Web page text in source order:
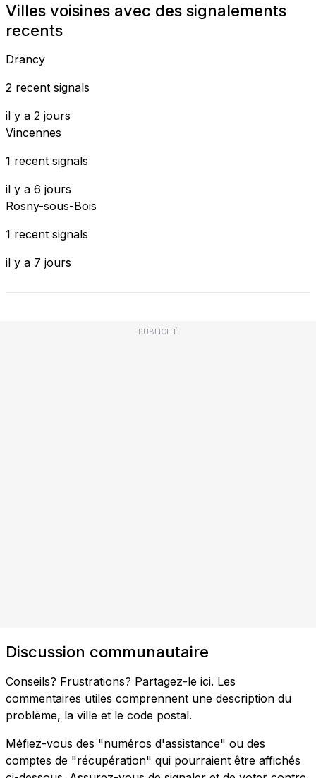
Villes voisines avec des signalements
recents
Drancy
2 recent signals
il y a 2 jours
Vincennes
1 recent signals
il y a 6 jours
Rosny-sous-Bois
1 recent signals
il y a 7 jours
PUBLICITÉ
Discussion communautaire
Conseils? Frustrations? Partagez-le ici. Les
commentaires utiles comprennent une description du
problème, la ville et le code postal.
Méfiez-vous des "numéros d'assistance" ou des
comptes de "récupération" qui pourraient être affichés